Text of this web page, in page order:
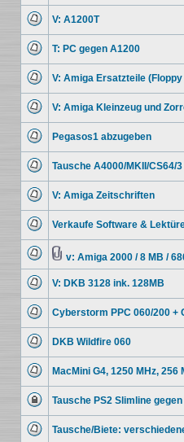
erstellen.
Beiträge
Beiträge
V: A1200T
Beiträge
T: PC gegen A1200
Beiträge
V: Amiga Ersatzteile
Beiträge
V: Amiga Kleinzeug und
Beiträge
Pegasos1 abzugeben
Beiträge
Tausche A4000/MKII/CS64/
Beiträge
V: Amiga Zeitschriften
ungelesenen
Beiträge
Verkaufe Software &
Beiträge
Dateianhang
v: Amiga 2000 / 8 MB /
Beiträge
V: DKB 3128 ink. 128MB
Beiträge
Cyberstorm PPC 060/200 +
Beiträge
DKB Wildfire 060
Beiträge
MacMini G4, 1250 MHz, 256
Tausche PS2 Slimline
Tausche/Biete: